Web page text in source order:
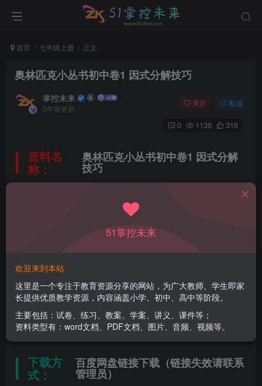
首页 七年级上册 正文
奥林匹克小丛书初中卷1 因式分解技巧
掌控未来
3年前更新
关注 私信
0 1136 316
资料名
称：
奥林匹克小丛书初中卷1 因式分解
技巧
文件类型：高清PDF
资料分类：讲练类
下载方
式：
百度网盘链接下载（链接失效请联系
管理员）
51掌控未来
欢迎来到本站
这里是一个专注于教育资源分享的网站，为广大教师、学生即家
长提供优质教学资源，内容涵盖小学、初中、高中等阶段。
主要包括：试卷、练习、教案、学案、讲义、课件等；
资料类型有：word文档、PDF文档、图片、音频、视频等。